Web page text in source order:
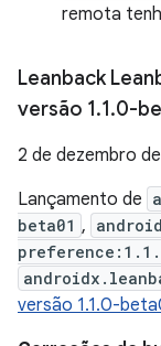
remota
Leanback
versão 1.1.0-
2 de dezembro
Lançamento de
beta01 ,
versão 1.1.0-